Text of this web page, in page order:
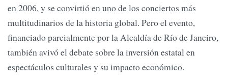
en 2006, y se convirtió en uno de los conciertos más
multitudinarios de la historia global. Pero el evento,
financiado parcialmente por la Alcaldía de Río de Janeiro,
también avivó el debate sobre la inversión estatal en
espectáculos culturales y su impacto económico.